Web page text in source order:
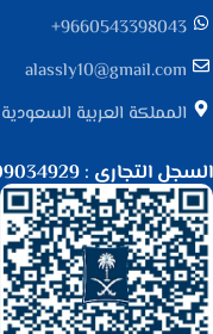
9660543398043⁩+
alassly10@gmail.com
المملكة العربية
السجل التجاري : 1009034929